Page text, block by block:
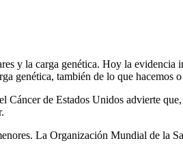
y la carga genética. Hoy la
genética, también de lo que
de Estados Unidos advierte
La Organización Mundial de la